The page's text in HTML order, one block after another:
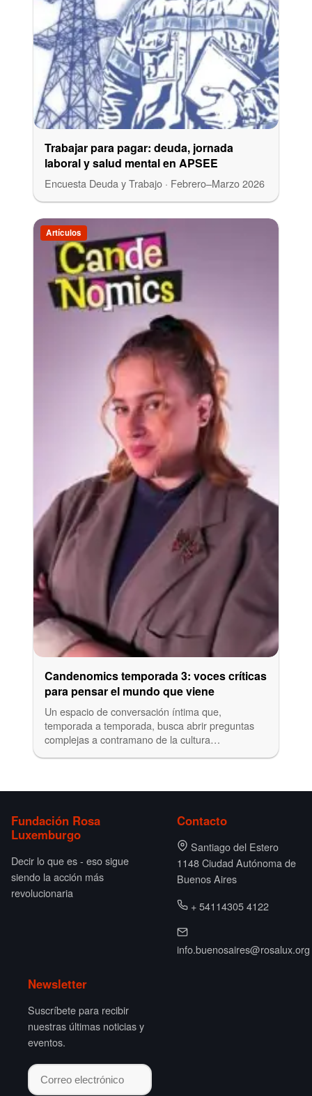
Trabajar para pagar: deuda, jornada
laboral y salud mental en APSEE
Encuesta Deuda y Trabajo · Febrero–Marzo 2026
Artículos
Candenomics temporada 3: voces críticas
para pensar el mundo que viene
Un espacio de conversación íntima que,
temporada a temporada, busca abrir preguntas
complejas a contramano de la cultura…
Fundación Rosa
Luxemburgo
Decir lo que es - eso sigue
siendo la acción más
revolucionaria
Contacto
Santiago del Estero
1148 Ciudad Autónoma de
Buenos Aires
+ 54114305 4122
info.buenosaires@rosalux.org
Newsletter
Suscríbete para recibir
nuestras últimas noticias y
eventos.